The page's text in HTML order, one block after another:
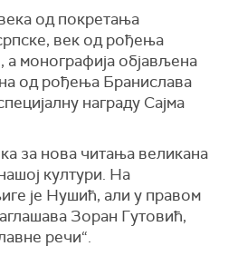
од покретања
век од рођења
монографија објављена
од рођења Бранислава
награду Сајма
за нова читања великана
култури. На
је Нушић, али у правом
Зоран Гутовић,
речи“.